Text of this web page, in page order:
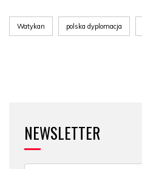
Watykan polska dyplomacja
NEWSLETTER